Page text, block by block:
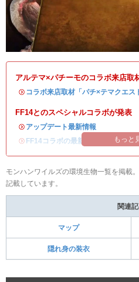
アルテマ×パチーモのコラボ来店取
・ コラボ来店取材「パチ×テマクエス
FF14とのスペシャルコラボが発表
・ アップデート最新情報
・ FF14コラボの最新情報 オメガ・
もっと
モンハンワイルズの環境生物一覧を掲載
記載しています。
関連
マップ
隠れ身の装衣